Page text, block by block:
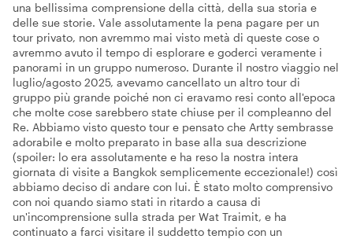
una bellissima comprensione della città, della sua storia e
delle sue storie. Vale assolutamente la pena pagare per un
tour privato, non avremmo mai visto metà di queste cose o
avremmo avuto il tempo di esplorare e goderci veramente i
panorami in un gruppo numeroso. Durante il nostro viaggio nel
luglio/agosto 2025, avevamo cancellato un altro tour di
gruppo più grande poiché non ci eravamo resi conto all'epoca
che molte cose sarebbero state chiuse per il compleanno del
Re. Abbiamo visto questo tour e pensato che Artty sembrasse
adorabile e molto preparato in base alla sua descrizione
(spoiler: lo era assolutamente e ha reso la nostra intera
giornata di visite a Bangkok semplicemente eccezionale!) così
abbiamo deciso di andare con lui. È stato molto comprensivo
con noi quando siamo stati in ritardo a causa di
un'incomprensione sulla strada per Wat Traimit, e ha
continuato a farci visitare il suddetto tempio con un